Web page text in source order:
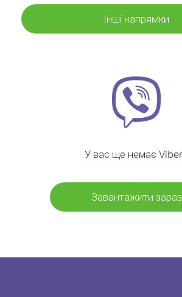
Інші напрямки
У вас ще немає
Завантажити зараз